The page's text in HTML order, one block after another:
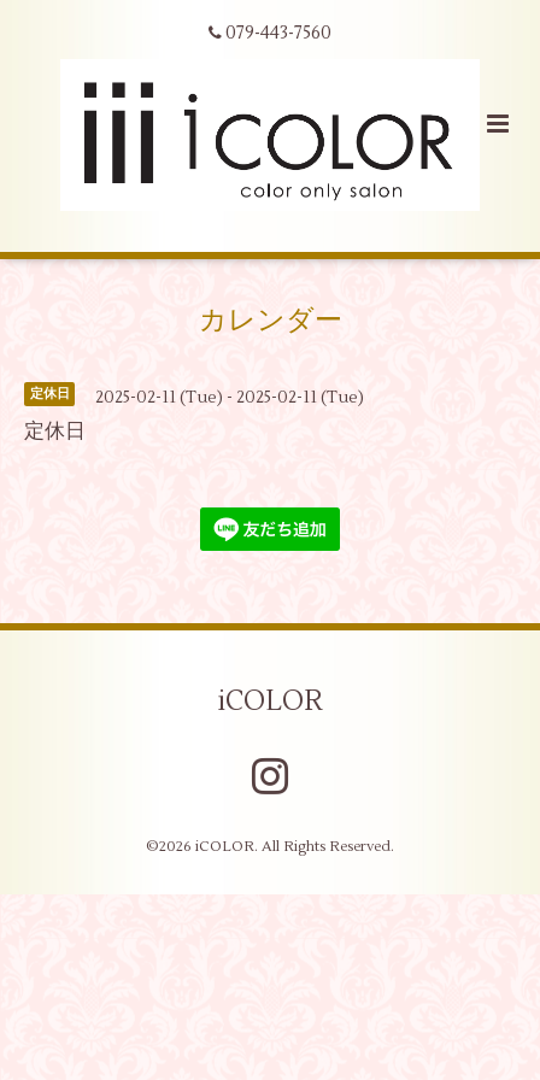
079-443-7560
カレンダー
定休日 2025-02-11 (Tue) - 2025-02-11 (Tue)
定休日
iCOLOR
©2026 iCOLOR. All Rights Reserved.